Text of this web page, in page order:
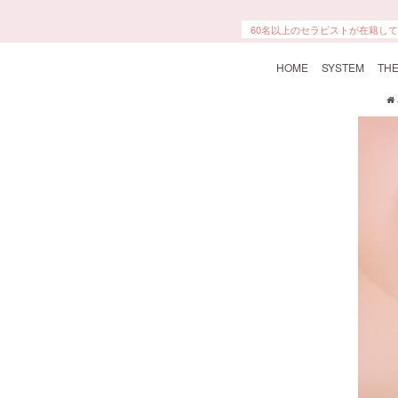
60名以上のセラピストが在籍し
HOME SYSTEM